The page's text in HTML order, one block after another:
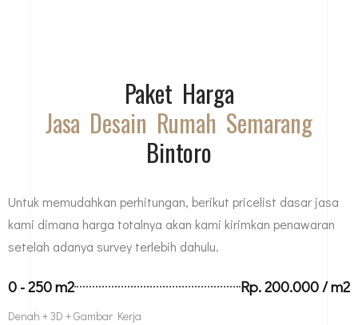
Paket Harga
Jasa Desain Rumah Semarang
Bintoro
Untuk memudahkan perhitungan, berikut pricelist dasar jasa
kami dimana harga totalnya akan kami kirimkan penawaran
setelah adanya survey terlebih dahulu.
0 - 250 m2 Rp. 200.000 / m2
Denah + 3D + Gambar Kerja